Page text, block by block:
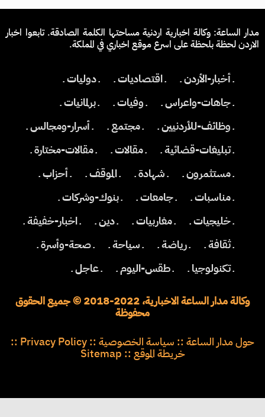
مدار الساعة: وكالة اخبارية اردنية مساحتها الكلمة الصادقة. تابعوا اخبار
الاردن لحظة بلحظة على اسرع موقع اخباري في المملكة.
ـ أخبار-الأردن ـ ـ اقتصاديات ـ
ـ دوليات ـ
ـ جاهات-واعراس ـ
ـ وفيات ـ
ـ برلمانيات ـ
ـ وظائف-للأردنيين ـ
ـ مجتمع ـ
ـ أسرار-ومجالس ـ
ـ تبليغات-قضائية ـ
ـ مقالات ـ
ـ مقالات-مختارة ـ
ـ مستثمرون ـ
ـ شهادة ـ ـ الموقف ـ
ـ أحزاب ـ
ـ مناسبات ـ
ـ جامعات ـ
ـ بنوك-وشركات ـ
ـ خليجيات ـ
ـ مغاربيات ـ ـ دين ـ
ـ اخبار-خفيفة ـ
ـ ثقافة ـ
ـ رياضة ـ ـ سياحة ـ
ـ صحة-وأسرة ـ
ـ تكنولوجيا ـ
ـ طقس-اليوم ـ ـ عاجل ـ
وكالة مدار الساعة الاخبارية، 2022-2018 © جميع الحقوق
محفوظة
حول مدار الساعة :: سياسة الخصوصية ::
Privacy Policy
::
خريطة الموقع ::
Sitemap